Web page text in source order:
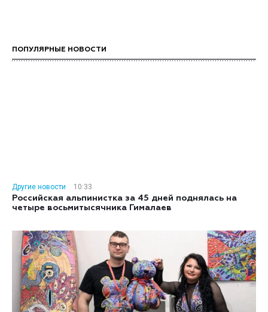
ПОПУЛЯРНЫЕ НОВОСТИ
Другие новости
10:33
Российская альпинистка за 45 дней поднялась на
четыре восьмитысячника Гималаев